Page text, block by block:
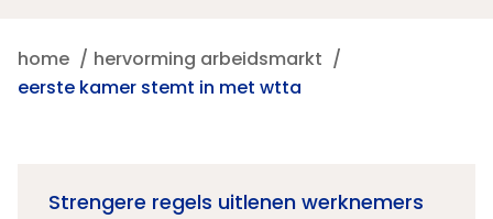
home
hervorming arbeidsmarkt
eerste kamer stemt in met wtta
Strengere regels uitlenen werknemers